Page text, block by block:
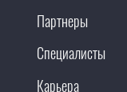
Партнеры
Специалисты
Карьера